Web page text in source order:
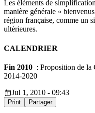
Les éléments de
manière générale «
région française, comme un
ultérieures.
CALENDRIER
Fin 2010 : Proposition de la
2014-2020
Jul 1, 2010 - 09:43
Print Partager